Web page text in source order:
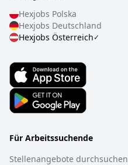
Hexjobs Polska
Hexjobs Deutschland
Hexjobs Österreich✓
Für Arbeitssuchende
Stellenangebote durchsuchen